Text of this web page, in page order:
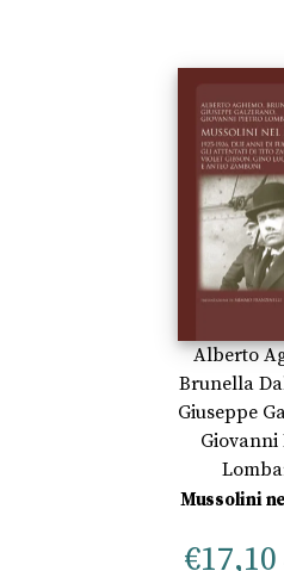
Alberto
Brunella
Giuseppe
Giovanni
Mussolini
€17,10